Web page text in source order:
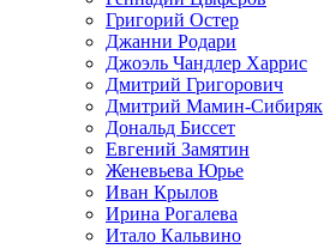
Григорий Остер
Джанни Родари
Джоэль Чандлер Харрис
Дмитрий Григорович
Дмитрий Мамин-Сибиряк
Дональд Биссет
Евгений Замятин
Женевьева Юрье
Иван Крылов
Ирина Рогалева
Итало Кальвино